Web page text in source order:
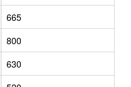
1,700万円
200万円
665
800
630